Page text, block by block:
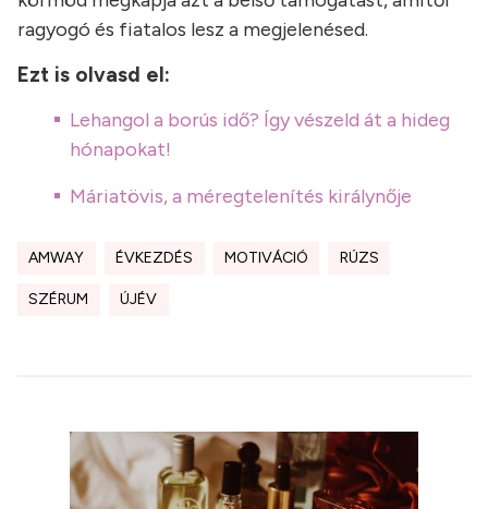
ragyogó és fiatalos lesz a megjelenésed.
Ezt is olvasd el:
Lehangol a borús idő? Így vészeld át a hideg
hónapokat!
Máriatövis, a méregtelenítés királynője
AMWAY ÉVKEZDÉS MOTIVÁCIÓ RÚZS
SZÉRUM ÚJÉV